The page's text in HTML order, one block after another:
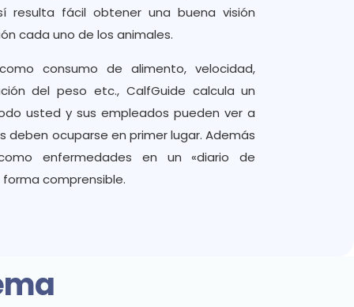
resulta fácil obtener una buena visión
cada uno de los animales.
consumo de alimento, velocidad,
del peso etc., CalfGuide calcula un
usted y sus empleados pueden ver a
deben ocuparse en primer lugar. Además
enfermedades en un «diario de
comprensible.